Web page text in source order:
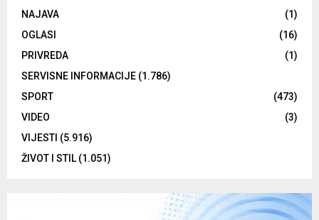
NAJAVA
(1)
OGLASI
(16)
PRIVREDA
(1)
SERVISNE INFORMACIJE (1.786)
SPORT
(473)
VIDEO
(3)
VIJESTI (5.916)
ŽIVOT I STIL (1.051)